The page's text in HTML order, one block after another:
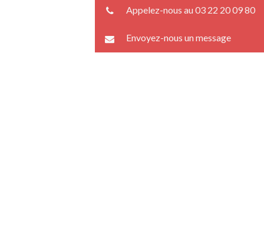
Appelez-nous au 03 22 20 09 80
Envoyez-nous un message